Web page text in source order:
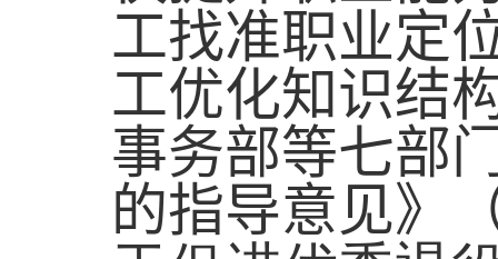
工找准职业定
工优化知识结
事务部等七部
的指导意见》